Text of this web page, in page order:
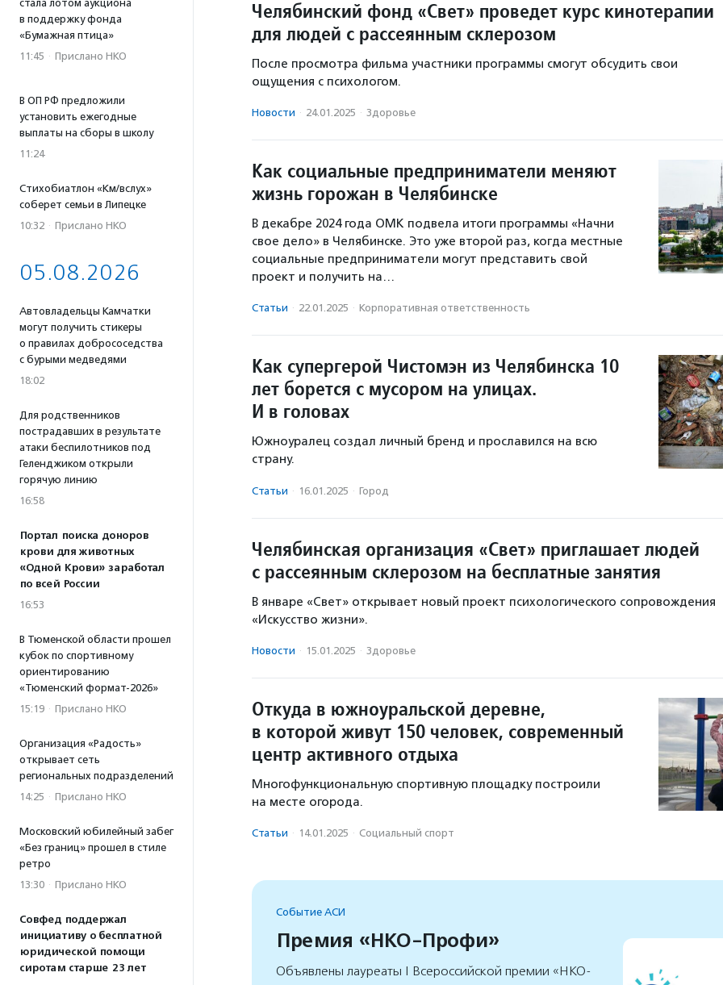
стала лотом аукциона
в поддержку фонда
«Бумажная птица»
11:45 · Прислано НКО
В ОП РФ предложили
установить ежегодные
выплаты на сборы в школу
11:24
Стихобиатлон «Км/вслух»
соберет семьи в Липецке
10:32 · Прислано НКО
05.08.2026
Автовладельцы Камчатки
могут получить стикеры
о правилах добрососедства
с бурыми медведями
18:02
Для родственников
пострадавших в результате
атаки беспилотников под
Геленджиком открыли
горячую линию
16:58
Портал поиска доноров
крови для животных
«Одной Крови» заработал
по всей России
16:53
В Тюменской области прошел
кубок по спортивному
ориентированию
«Тюменский формат-2026»
15:19 · Прислано НКО
Организация «Радость»
открывает сеть
региональных подразделений
14:25 · Прислано НКО
Московский юбилейный забег
«Без границ» прошел в стиле
ретро
13:30 · Прислано НКО
Совфед поддержал
инициативу о бесплатной
юридической помощи
сиротам старше 23 лет
Челябинский фонд «Свет» проведет курс кинотерапии
для людей с рассеянным склерозом
После просмотра фильма участники программы смогут обсудить свои
ощущения с психологом.
Новости · 24.01.2025 · Здоровье
Как социальные предприниматели меняют
жизнь горожан в Челябинске
В декабре 2024 года ОМК подвела итоги программы «Начни
свое дело» в Челябинске. Это уже второй раз, когда местные
социальные предприниматели могут представить свой
проект и получить на…
Статьи · 22.01.2025 · Корпоративная ответственность
Как супергерой Чистомэн из Челябинска 10
лет борется с мусором на улицах.
И в головах
Южноуралец создал личный бренд и прославился на всю
страну.
Статьи · 16.01.2025 · Город
Челябинская организация «Свет» приглашает людей
с рассеянным склерозом на бесплатные занятия
В январе «Свет» открывает новый проект психологического сопровождения
«Искусство жизни».
Новости · 15.01.2025 · Здоровье
Откуда в южноуральской деревне,
в которой живут 150 человек, современный
центр активного отдыха
Многофункциональную спортивную площадку построили
на месте огорода.
Статьи · 14.01.2025 · Социальный спорт
Событие АСИ
Премия «НКО-Профи»
Объявлены лауреаты I Всероссийской премии «НКО-